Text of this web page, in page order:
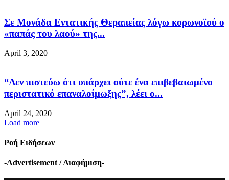
Σε Μονάδα Εντατικής Θεραπείας λόγω κορωνοϊού ο
«παπάς του λαού» της...
April 3, 2020
“Δεν πιστεύω ότι υπάρχει ούτε ένα επιβεβαιωμένο
περιστατικό επαναλοίμωξης”, λέει ο...
April 24, 2020
Load more
Ροή Ειδήσεων
-Advertisement / Διαφήμιση-